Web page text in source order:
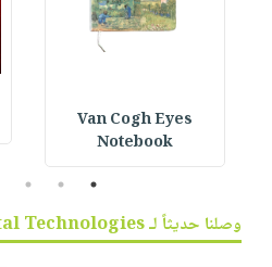
Van Cogh Eyes
Notebook
1
2
3
وصلنا حديثاً لـ Digital Technologies :